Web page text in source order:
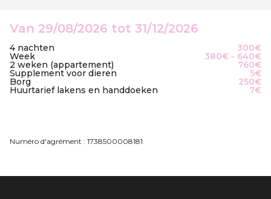
Van 29/08/2026 tot 31/12/2026
4 nachten 300€
Week 380€ - 640€
2 weken (appartement) 760€
Supplement voor dieren 5€
Borg 250€
Huurtarief lakens en handdoeken 7€
Numéro d'agrément : 1738500008181